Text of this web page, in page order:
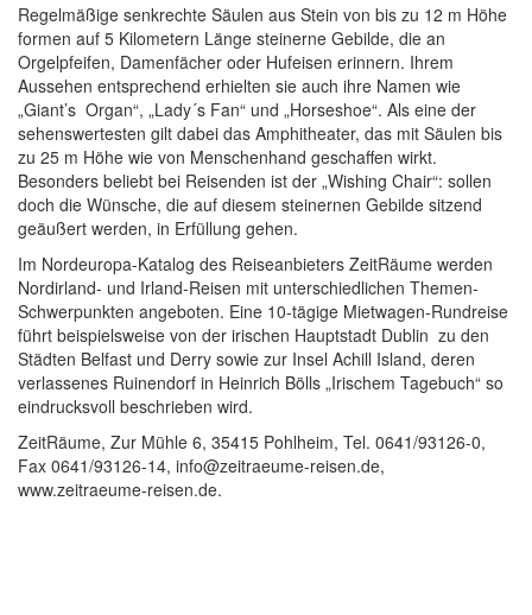
Regelmäßige senkrechte Säulen aus Stein von bis zu 12 m Höhe
formen auf 5 Kilometern Länge steinerne Gebilde, die an
Orgelpfeifen, Damenfächer oder Hufeisen erinnern. Ihrem
Aussehen entsprechend erhielten sie auch ihre Namen wie
„Giant’s Organ“, „Lady´s Fan“ und „Horseshoe“. Als eine der
sehenswertesten gilt dabei das Amphitheater, das mit Säulen bis
zu 25 m Höhe wie von Menschenhand geschaffen wirkt.
Besonders beliebt bei Reisenden ist der „Wishing Chair“: sollen
doch die Wünsche, die auf diesem steinernen Gebilde sitzend
geäußert werden, in Erfüllung gehen.
Im Nordeuropa-Katalog des Reiseanbieters ZeitRäume werden
Nordirland- und Irland-Reisen mit unterschiedlichen Themen-
Schwerpunkten angeboten. Eine 10-tägige Mietwagen-Rundreise
führt beispielsweise von der irischen Hauptstadt Dublin zu den
Städten Belfast und Derry sowie zur Insel Achill Island, deren
verlassenes Ruinendorf in Heinrich Bölls „Irischem Tagebuch“ so
eindrucksvoll beschrieben wird.
ZeitRäume, Zur Mühle 6, 35415 Pohlheim, Tel. 0641/93126-0,
Fax 0641/93126-14, info@zeitraeume-reisen.de,
www.zeitraeume-reisen.de.